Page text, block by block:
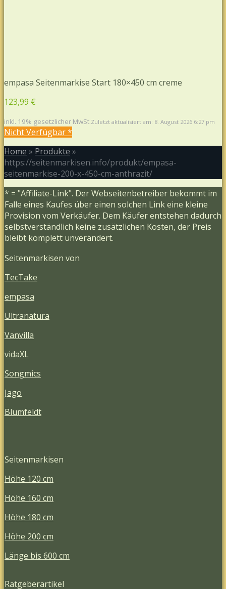
empasa Seitenmarkise Start 180×450 cm creme
123,99 €
inkl. 19% gesetzlicher MwSt.Zuletzt aktualisiert am: 8. August 2026 6:27 pm
Nicht Verfügbar *
Home » Produkte »
https://seitenmarkisen.info/produkt/empasa-
seitenmarkise-200-x-450-cm-anthrazit/
* = "Affiliate-Link". Der Webseitenbetreiber bekommt im
Falle eines Kaufes über einen solchen Link eine kleine
Provision vom Verkäufer. Dem Käufer entstehen dadurch
selbstverständlich keine zusätzlichen Kosten, der Preis
bleibt komplett unverändert.
Seitenmarkisen von
TecTake
empasa
Ultranatura
Vanvilla
vidaXL
Songmics
Jago
Blumfeldt
Seitenmarkisen
Höhe 120 cm
Höhe 160 cm
Höhe 180 cm
Höhe 200 cm
Länge bis 600 cm
Ratgeberartikel